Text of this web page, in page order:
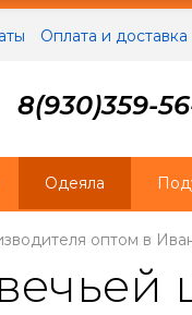
Оплата и доставка
8(930)359-
Одеяла
оптом в